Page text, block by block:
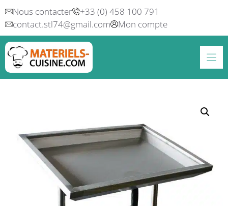
Aller
au
contenu
Nous contacter
+33 (0) 458 100 791
contact.stl74@gmail.com
Mon compte